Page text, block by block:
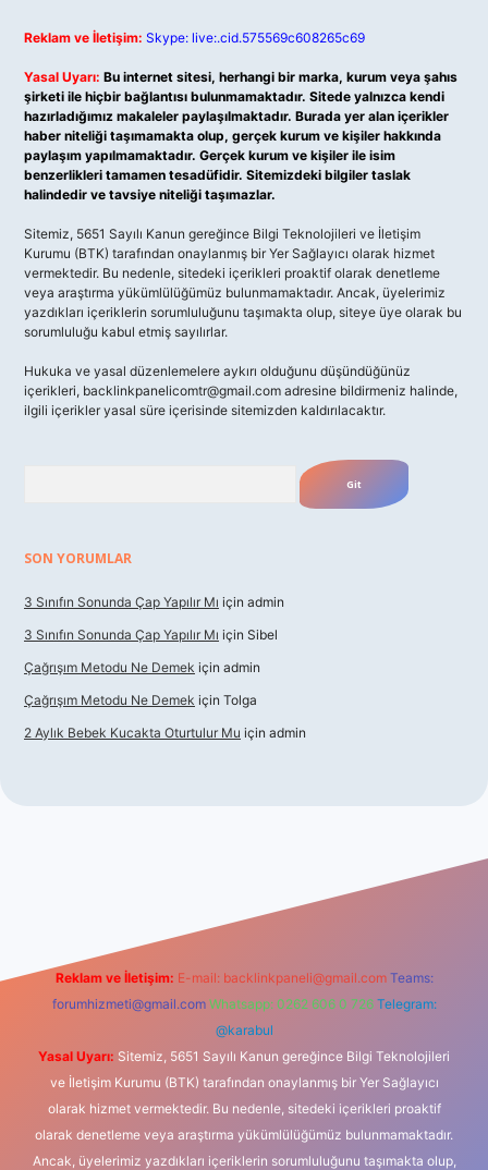
Reklam ve İletişim: Skype: live:.cid.575569c608265c69
Yasal Uyarı: Bu internet sitesi, herhangi bir marka, kurum veya şahıs
şirketi ile hiçbir bağlantısı bulunmamaktadır. Sitede yalnızca kendi
hazırladığımız makaleler paylaşılmaktadır. Burada yer alan içerikler
haber niteliği taşımamakta olup, gerçek kurum ve kişiler hakkında
paylaşım yapılmamaktadır. Gerçek kurum ve kişiler ile isim
benzerlikleri tamamen tesadüfidir. Sitemizdeki bilgiler taslak
halindedir ve tavsiye niteliği taşımazlar.
Sitemiz, 5651 Sayılı Kanun gereğince Bilgi Teknolojileri ve İletişim
Kurumu (BTK) tarafından onaylanmış bir Yer Sağlayıcı olarak hizmet
vermektedir. Bu nedenle, sitedeki içerikleri proaktif olarak denetleme
veya araştırma yükümlülüğümüz bulunmamaktadır. Ancak, üyelerimiz
yazdıkları içeriklerin sorumluluğunu taşımakta olup, siteye üye olarak bu
sorumluluğu kabul etmiş sayılırlar.
Hukuka ve yasal düzenlemelere aykırı olduğunu düşündüğünüz
içerikleri, backlinkpanelicomtr@gmail.com adresine bildirmeniz halinde,
ilgili içerikler yasal süre içerisinde sitemizden kaldırılacaktır.
SON YORUMLAR
3 Sınıfın Sonunda Çap Yapılır Mı için admin
3 Sınıfın Sonunda Çap Yapılır Mı için Sibel
Çağrışım Metodu Ne Demek için admin
Çağrışım Metodu Ne Demek için Tolga
2 Aylık Bebek Kucakta Oturtulur Mu için admin
Reklam ve İletişim: E-mail: backlinkpaneli@gmail.com Teams:
forumhizmeti@gmail.com Whatsapp: 0262 606 0 726 Telegram:
@karabul
Yasal Uyarı: Sitemiz, 5651 Sayılı Kanun gereğince Bilgi Teknolojileri
ve İletişim Kurumu (BTK) tarafından onaylanmış bir Yer Sağlayıcı
olarak hizmet vermektedir. Bu nedenle, sitedeki içerikleri proaktif
olarak denetleme veya araştırma yükümlülüğümüz bulunmamaktadır.
Ancak, üyelerimiz yazdıkları içeriklerin sorumluluğunu taşımakta olup,